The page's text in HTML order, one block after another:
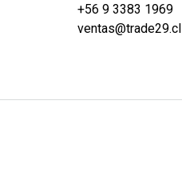
+56 9 3383 1969
ventas@trade29.cl